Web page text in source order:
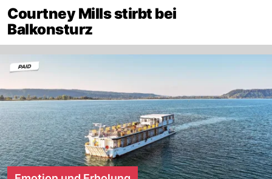
Courtney Mills stirbt bei
Balkonsturz